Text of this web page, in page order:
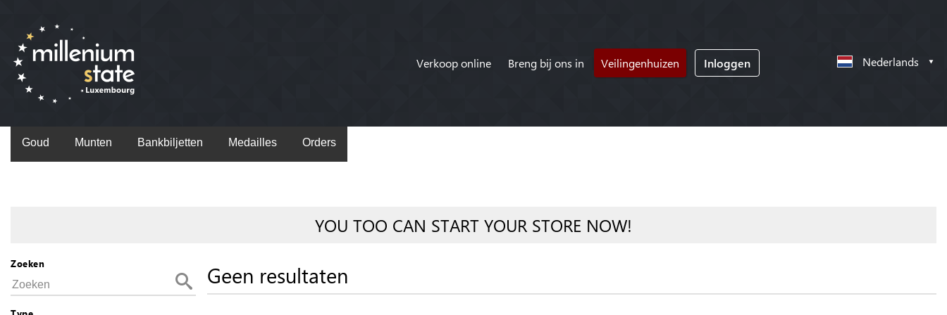
Verkoop online Breng bij ons in Veilingenhuizen Inloggen Nederlands
Goud Munten Bankbiljetten Medailles Orders
YOU TOO CAN START YOUR STORE NOW!
Zoeken Geen resultaten